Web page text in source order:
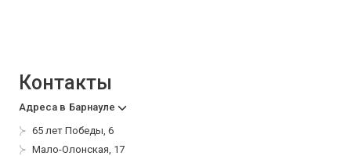
Контакты
Адреса в Барнауле
65 лет Победы, 6
Мало-Олонская, 17